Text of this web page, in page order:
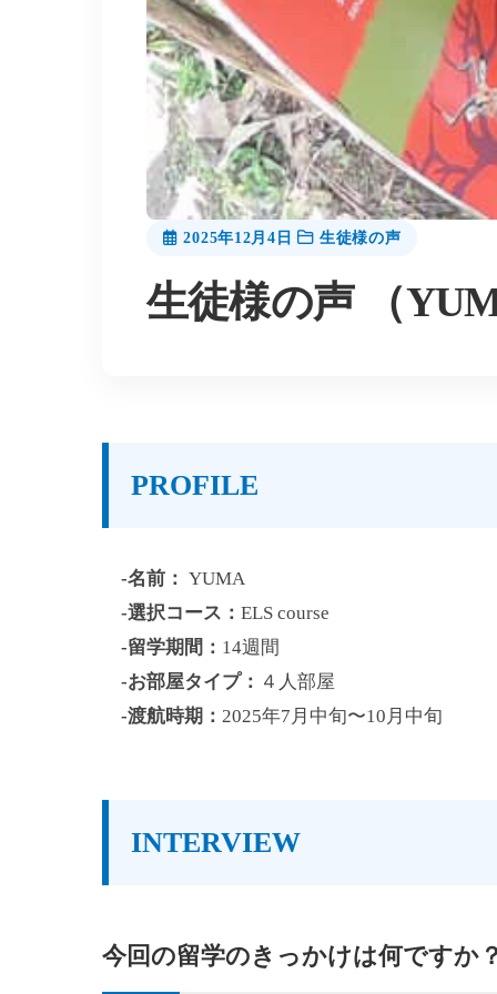
2025年12月4日 生徒様の声
生徒様の声 （
PROFILE
-名前： YUMA
-選択コース： ELS course
-留学期間： 14週間
-お部屋タイプ： ４人部屋
-渡航時期： 2025年7月中旬〜10月中旬
INTERVIEW
今回の留学のきっかけは何ですか